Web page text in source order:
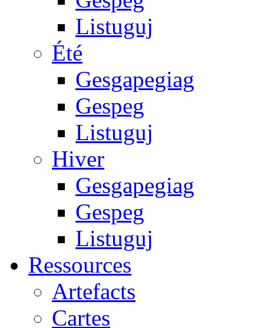
Listuguj
Été
Gesgapegiag
Gespeg
Listuguj
Hiver
Gesgapegiag
Gespeg
Listuguj
Ressources
Artefacts
Cartes